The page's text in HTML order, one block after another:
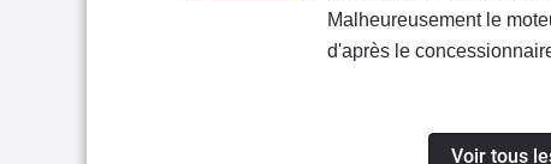
Malheureusement le
d'après le
Voir tous